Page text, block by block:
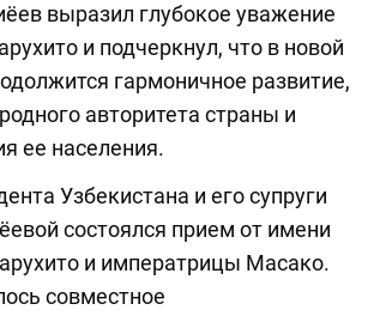
выразил глубокое уважение
и подчеркнул, что в новой
гармоничное развитие,
авторитета страны и
ее населения.
Узбекистана и его супруги
состоялся прием от имени
и императрицы Масако.
совместное